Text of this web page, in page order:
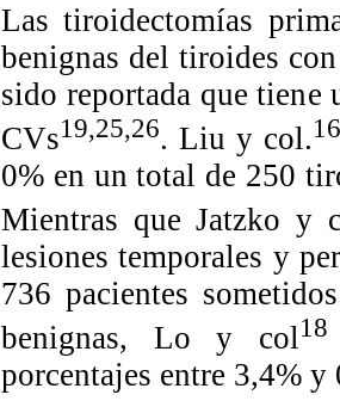
Las tiroidectomías
benignas del tiroides
sido reportada que tiene
CVs19,25,26. Liu y col.16
0% en un total de 250
Mientras que Jatzko y
lesiones temporales y
736 pacientes
benignas, Lo y col 18
porcentajes entre 3,4%